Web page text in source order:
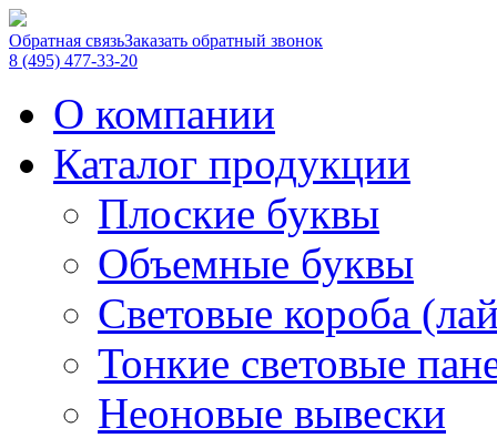
Обратная связьЗаказать обратный звонок
8 (495) 477-33-20
О компании
Каталог продукции
Плоские буквы
Объемные буквы
Световые короба
Тонкие световые
Неоновые вывески